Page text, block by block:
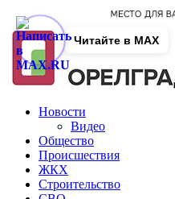
Новости
Видео
Общество
Происшествия
ЖКХ
Строительство
Читайте в MAX